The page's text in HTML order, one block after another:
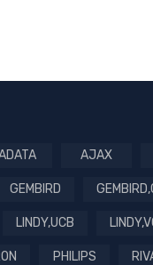
AJAX
GEMBIRD
LINDY,UCB
PHILIPS